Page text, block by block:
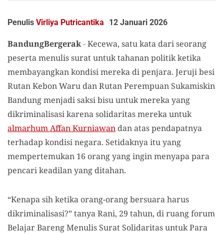
Penulis Virliya Putricantika 12 Januari 2026
BandungBergerak-Kecewa, satu kata dari seorang
peserta menulis surat untuk tahanan politik ketika
membayangkan kondisi mereka di penjara. Jeruji besi
Rutan Kebon Waru dan Rutan Perempuan Sukamiskin
Bandung menjadi saksi bisu untuk mereka yang
dikriminalisasi karena solidaritas mereka untuk
almarhum Affan Kurniawan dan atas pendapatnya
terhadap kondisi negara. Setidaknya itu yang
mempertemukan 16 orang yang ingin menyapa para
pencari keadilan yang ditahan.
“Kenapa sih ketika orang-orang bersuara harus
dikriminalisasi?” tanya Rani, 29 tahun, di ruang forum
Belajar Bareng Menulis Surat Solidaritas untuk Para